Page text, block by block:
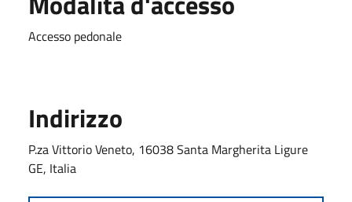
Accesso pedonale
Indirizzo
P.za Vittorio Veneto, 16038 Santa Margherita Ligure
GE, Italia